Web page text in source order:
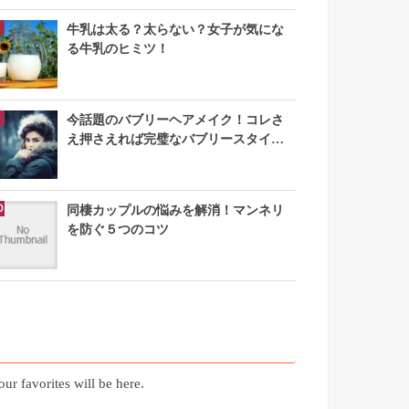
牛乳は太る？太らない？女子が気にな
る牛乳のヒミツ！
今話題のバブリーヘアメイク！コレさ
え押さえれば完璧なバブリースタイル
同棲カップルの悩みを解消！マンネリ
を防ぐ５つのコツ
favorites will be here.